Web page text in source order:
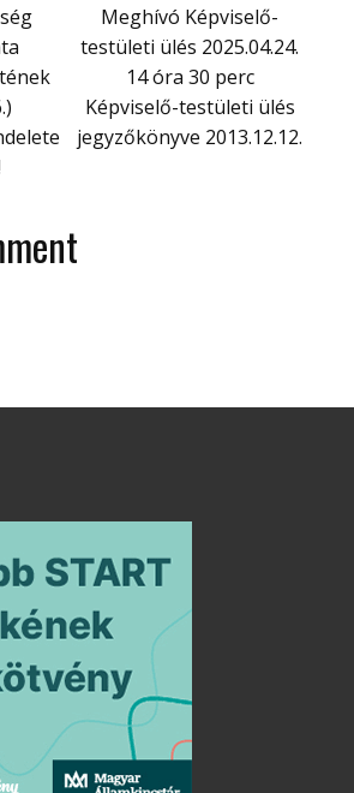
Meghívó Képviselő-
testületi ülés 2025.04.24.
14 óra 30 perc
Képviselő-testületi ülés
jegyzőkönyve 2013.12.12.